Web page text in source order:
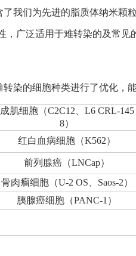
了我们为先进的脂质体纳米
，广泛适用于难转染的及常
转染的细胞种类进行了优化
成肌细胞（C2C12、L6 CRL-145
8）
红白血病细胞（K562）
前列腺癌（LNCap）
骨肉瘤细胞（U-2 OS、Saos-2）
胰腺癌细胞（PANC-1）